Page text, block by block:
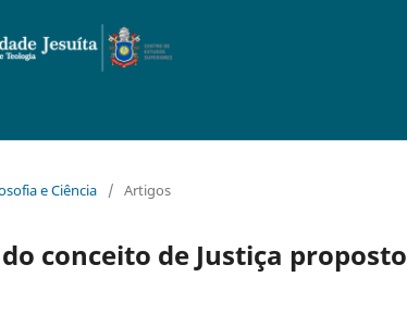
e Ciência / Artigos
conceito de Justiça proposto